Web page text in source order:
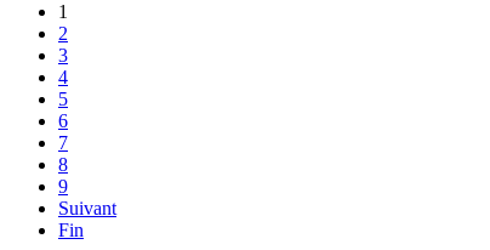
1
2
3
4
5
6
7
8
9
Suivant
Fin